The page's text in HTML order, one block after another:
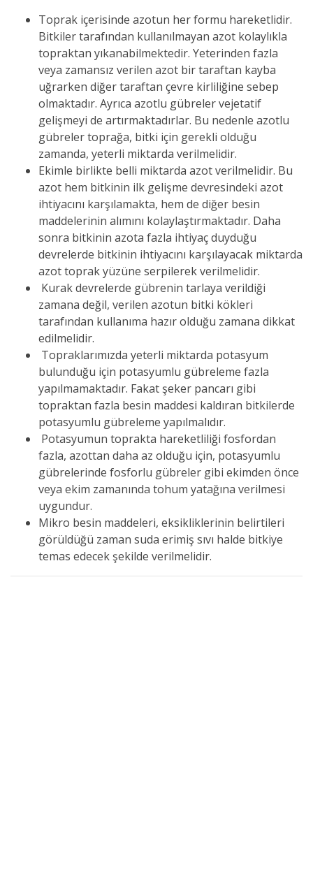
Toprak içerisinde azotun her formu hareketlidir.
Bitkiler tarafından kullanılmayan azot kolaylıkla
topraktan yıkanabilmektedir. Yeterinden fazla
veya zamansız verilen azot bir taraftan kayba
uğrarken diğer taraftan çevre kirliliğine sebep
olmaktadır. Ayrıca azotlu gübreler vejetatif
gelişmeyi de artırmaktadırlar. Bu nedenle azotlu
gübreler toprağa, bitki için gerekli olduğu
zamanda, yeterli miktarda verilmelidir.
Ekimle birlikte belli miktarda azot verilmelidir. Bu
azot hem bitkinin ilk gelişme devresindeki azot
ihtiyacını karşılamakta, hem de diğer besin
maddelerinin alımını kolaylaştırmaktadır. Daha
sonra bitkinin azota fazla ihtiyaç duyduğu
devrelerde bitkinin ihtiyacını karşılayacak miktarda
azot toprak yüzüne serpilerek verilmelidir.
Kurak devrelerde gübrenin tarlaya verildiği
zamana değil, verilen azotun bitki kökleri
tarafından kullanıma hazır olduğu zamana dikkat
edilmelidir.
Topraklarımızda yeterli miktarda potasyum
bulunduğu için potasyumlu gübreleme fazla
yapılmamaktadır. Fakat şeker pancarı gibi
topraktan fazla besin maddesi kaldıran bitkilerde
potasyumlu gübreleme yapılmalıdır.
Potasyumun toprakta hareketliliği fosfordan
fazla, azottan daha az olduğu için, potasyumlu
gübrelerinde fosforlu gübreler gibi ekimden önce
veya ekim zamanında tohum yatağına verilmesi
uygundur.
Mikro besin maddeleri, eksikliklerinin belirtileri
görüldüğü zaman suda erimiş sıvı halde bitkiye
temas edecek şekilde verilmelidir.